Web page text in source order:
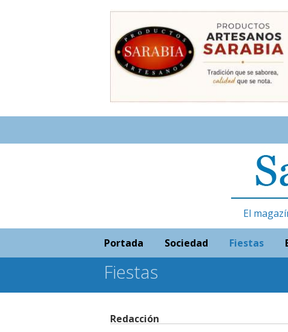
El
Portada Sociedad Fiestas
Fiestas
Redacción